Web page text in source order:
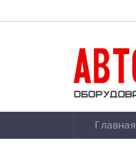
Главная